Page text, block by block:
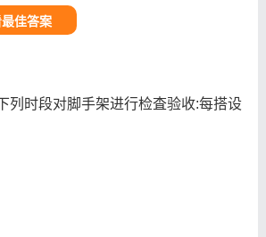
佳答案
列时段对脚手架进行检査验收:每搭设